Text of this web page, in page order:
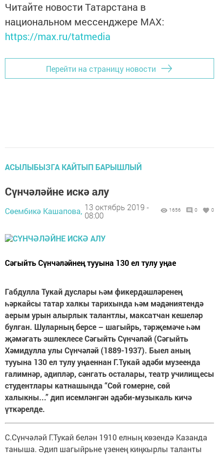
Читайте новости Татарстана в
национальном мессенджере MАХ:
https://max.ru/tatmedia
Перейти на страницу новости
АСЫЛЫБЫЗГА КАЙТЫП БАРЫШЛЫЙ
Сүнчәләйне искә алу
Сөембикә Кашапова, 13 октябрь 2019 -
08:00
1656 0 0
Сәгыйть Сүнчәләйнең тууына 130 ел тулу уңае
Габдулла Тукай дуслары һәм фикердәшләренең
һәркайсы татар халкы тарихында һәм мәдәниятендә
аерым урын алырлык талантлы, максатчан кешеләр
булган. Шуларның берсе – шагыйрь, тәрҗемәче һәм
җәмәгать эшлеклесе Сәгыйть Сүнчәләй (Сәгыйть
Хәмидулла улы Сүнчәләй (1889-1937). Быел аның
тууына 130 ел тулу уңаеннан Г.Тукай әдәби музеенда
галимнәр, әдипләр, сәнгать осталары, театр училищесы
студентлары катнашында “Сөй гомерне, сөй
халыкны...” дип исемләнгән әдәби-музыкаль кичә
үткәрелде.
С.Сүнчәләй Г.Тукай белән 1910 елның көзендә Казанда
таныша. Әдип шагыйрь­не үзенең киңкырлы таланты